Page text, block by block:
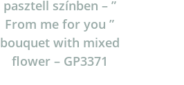
pasztell színben – ”
From me for you ”
bouquet with mixed
flower – GP3371